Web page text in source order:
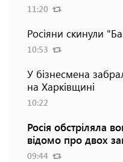
11:20
Росіяни скинули
10:53
У бізнесмена
на Харківщині
10:22
Росія обстріляла
відомо про двох
09:44